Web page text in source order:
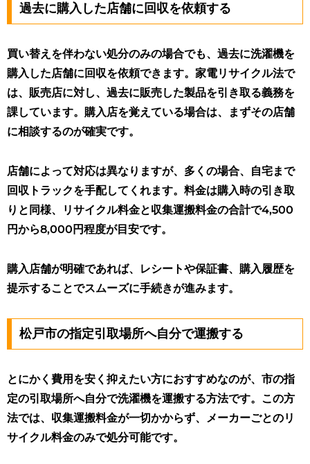
過去に購入した店舗に回収を依頼する
買い替えを伴わない処分のみの場合でも、過去に洗濯機を
購入した店舗に回収を依頼できます。家電リサイクル法で
は、販売店に対し、過去に販売した製品を引き取る義務を
課しています。購入店を覚えている場合は、まずその店舗
に相談するのが確実です。
店舗によって対応は異なりますが、多くの場合、自宅まで
回収トラックを手配してくれます。料金は購入時の引き取
りと同様、リサイクル料金と収集運搬料金の合計で4,500
円から8,000円程度が目安です。
購入店舗が明確であれば、レシートや保証書、購入履歴を
提示することでスムーズに手続きが進みます。
松戸市の指定引取場所へ自分で運搬する
とにかく費用を安く抑えたい方におすすめなのが、市の指
定の引取場所へ自分で洗濯機を運搬する方法です。この方
法では、収集運搬料金が一切かからず、メーカーごとのリ
サイクル料金のみで処分可能です。